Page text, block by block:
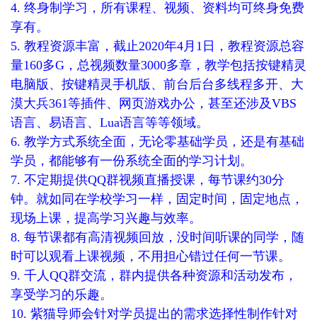
4. 终身制学习，所有课程、视频、资料均可终身免费
享有。
5. 教程资源丰富，截止2020年4月1日，教程资源总容
量160多G，总视频数量3000多章，教学包括按键精灵
电脑版、按键精灵手机版、前台后台多线程多开、大
漠大兵361等插件、网页游戏办公，甚至还涉及VBS
语言、易语言、Lua语言等等领域。
6. 教学方式系统全面，无论零基础学员，还是有基础
学员，都能够有一份系统全面的学习计划。
7. 不定期提供QQ群视频直播授课，每节课约30分
钟。就如同在学校学习一样，固定时间，固定地点，
现场上课，提高学习兴趣与效率。
8. 每节课都有高清视频回放，没时间听课的同学，随
时可以观看上课视频，不用担心错过任何一节课。
9. 千人QQ群交流，群内提供各种资源和活动发布，
享受学习的乐趣。
10. 紫猫导师会针对学员提出的需求选择性制作针对